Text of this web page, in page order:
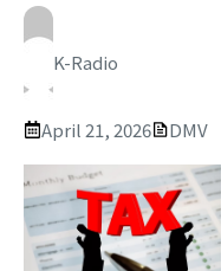
K-Radio
April 21, 2026 DMV